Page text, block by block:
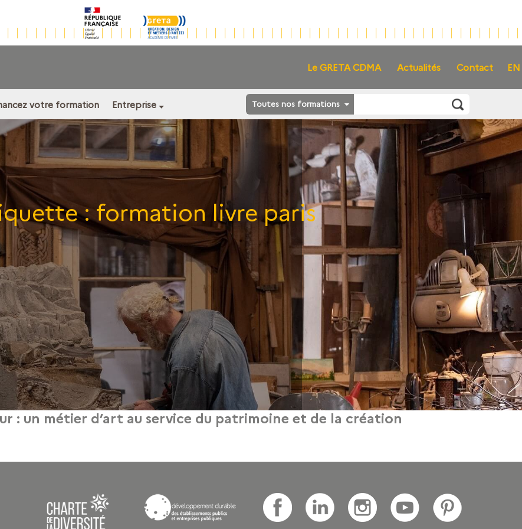
EN
Le GRETA CDMA Actualités Contact
votre formation Entreprise Toutes nos formations
:formation livre paris
: un métier d’art au service du patrimoine et de la création